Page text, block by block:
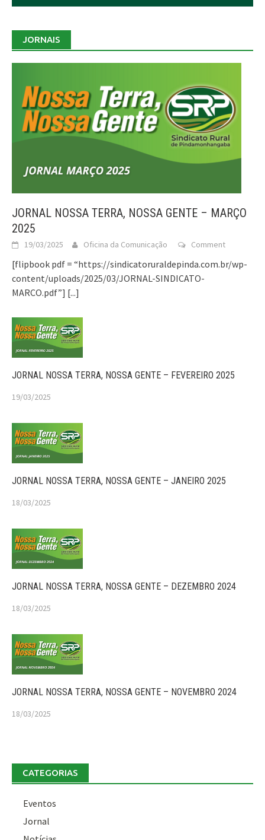
JORNAIS
JORNAL NOSSA TERRA, NOSSA GENTE – MARÇO
2025
19/03/2025 Oficina da Comunicação Comment
[flipbook pdf = “https://sindicatoruraldepinda.com.br/wp-
content/uploads/2025/03/JORNAL-SINDICATO-
MARCO.pdf”] [...]
JORNAL NOSSA TERRA, NOSSA GENTE – FEVEREIRO 2025
19/03/2025
JORNAL NOSSA TERRA, NOSSA GENTE – JANEIRO 2025
18/03/2025
JORNAL NOSSA TERRA, NOSSA GENTE – DEZEMBRO 2024
18/03/2025
JORNAL NOSSA TERRA, NOSSA GENTE – NOVEMBRO 2024
18/03/2025
CATEGORIAS
Eventos
Jornal